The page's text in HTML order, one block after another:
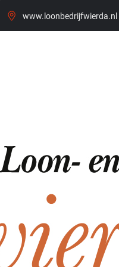
www.loonbedrijfwierda.nl